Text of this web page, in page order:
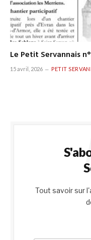
Le Petit Servannais
15 avril, 2026 PETIT
Tout savoir sur